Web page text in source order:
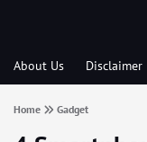
About Us Disclaimer
Home Gadget